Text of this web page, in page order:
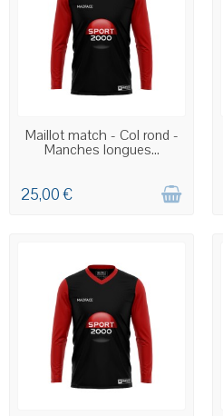
COMMANDE PERSONNALISÉE
Maillot match - Col rond -
Manches longues...
25,00 €